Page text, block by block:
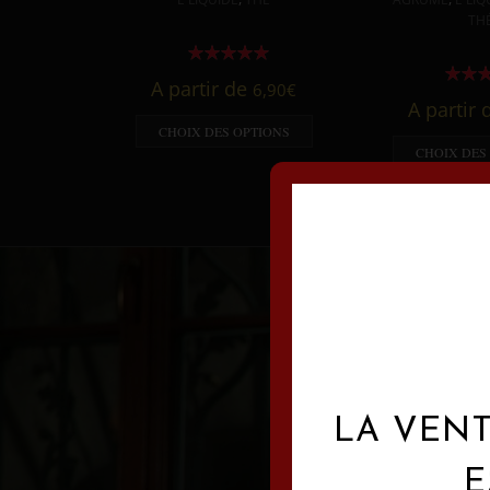
A partir de 6,90€
CHOIX DES OPTIONS
A partir
CHOIX DES
LA